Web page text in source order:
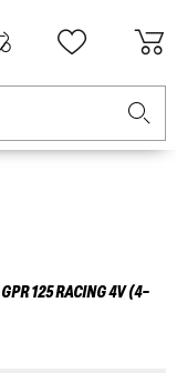
GPR 125 RACING 4V (4-